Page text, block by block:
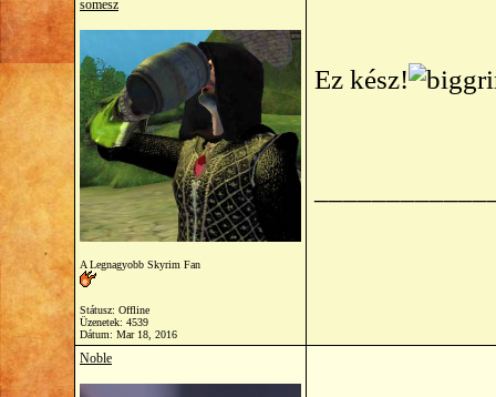
somesz
A Legnagyobb Skyrim Fan
Státusz: Offline
Üzenetek: 4539
Dátum: Mar 18, 2016
Ez kész!
Noble